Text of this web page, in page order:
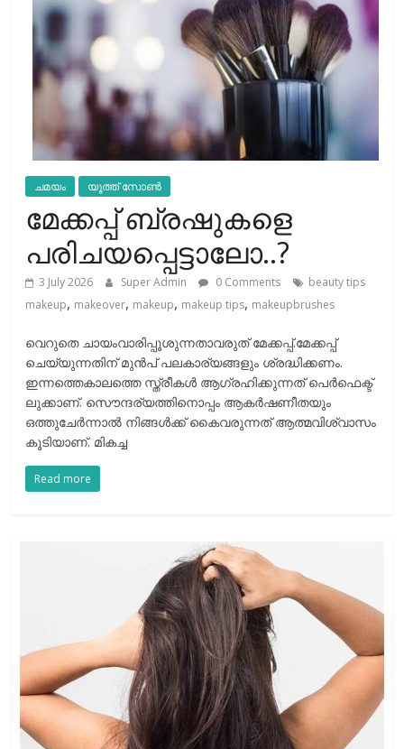
ചമയം യൂത്ത് സോൺ
മേക്കപ്പ് ബ്രഷുകളെ
പരിചയപ്പെട്ടാലോ..?
3 July 2026 Super Admin 0 Comments
beauty tips
makeup, makeover, makeup, makeup tips, makeupbrushes
വെറുതെ ചായംവാരിപ്പൂശുന്നതാവരുത് മേക്കപ്പ്.മേക്കപ്പ്
ചെയ്യുന്നതിന് മുന്‍പ് പലകാര്യങ്ങളും ശ്രദ്ധിക്കണം.
ഇന്നത്തെകാലത്തെ സ്ത്രീകള്‍ ആഗ്രഹിക്കുന്നത് പെര്‍ഫെക്ട്
ലുക്കാണ്. സൌന്ദര്യത്തിനൊപ്പം ആകര്‍ഷണീതയും
ഒത്തുചേര്‍ന്നാല്‍ നിങ്ങള്‍ക്ക് കൈവരുന്നത് ആത്മവിശ്വാസം
കൂടിയാണ്. മികച്ച
Read more